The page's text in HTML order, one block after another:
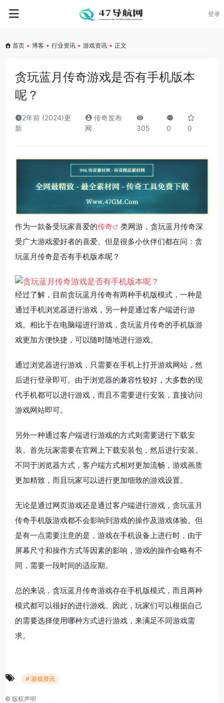
登录
首页 • 博客 • 行业资讯 • 游戏资讯 • 正文
贪玩蓝月传奇游戏是否有手机版本
呢？
2年前 (2024)更
新
传奇发布
网
305 0 0
作为一款备受玩家喜爱的传奇
类网游，贪玩蓝月传奇深
受广大游戏爱好者的喜爱。但是很多小伙伴们都在问：贪
玩蓝月传奇是否有手机版本呢？
经过了解，目前贪玩蓝月传奇有两种手机版模式，一种是
通过手机浏览器进行游戏，另一种是通过客户端进行游
戏。相比于在电脑端进行游戏，贪玩蓝月传奇的手机版游
戏更加方便快捷，可以随时随地进行游戏。
通过浏览器进行游戏，只需要在手机上打开游戏网站，然
后进行登录即可。由于浏览器的兼容性较好，大多数的现
代手机都可以进行游戏，而且不需要进行安装，直接访问
游戏网站即可。
另外一种通过客户端进行游戏的方式则需要进行下载安
装。首先玩家需要在官网上下载安装包，然后进行安装。
不同于浏览器方式，客户端方式相对更加流畅，游戏画质
更加精致，而且玩家可以进行更加细致的游戏设置。
无论是通过网页游戏还是通过客户端进行游戏，贪玩蓝月
传奇手机版游戏都不会影响到游戏的操作及游戏体验。但
是有一点需要注意的是，游戏在手机设备上进行时，由于
屏幕尺寸和操作方式等因素的影响，游戏的操作会略有不
同，需要一段时间的适应期。
总的来说，贪玩蓝月传奇游戏存在手机版模式，而且两种
模式都可以很好的进行游戏。因此，玩家们可以根据自己
的需要选择使用哪种方式进行游戏，来满足不同游戏需
求。
# 游戏资讯
© 版权声明